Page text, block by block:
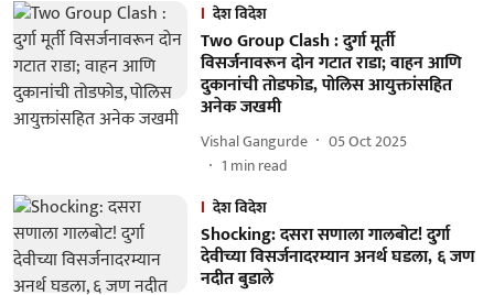
देश विदेश
Two Group Clash : दुर्गा मूर्ती
विसर्जनावरून दोन गटात राडा; वाहन आणि
दुकानांची तोडफोड, पोलिस आयुक्तांसहित
अनेक जखमी
Vishal Gangurde
05 Oct 2025
1 min read
देश विदेश
Shocking: दसरा सणाला गालबोट! दुर्गा
देवीच्या विसर्जनादरम्यान अनर्थ घडला, ६ जण
नदीत बुडाले